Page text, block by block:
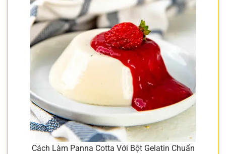
Cách Làm Panna Cotta Với Bột Gelatin Chuẩn